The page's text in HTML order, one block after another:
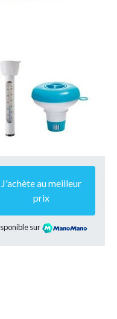
J'achète au meilleur
prix
sur